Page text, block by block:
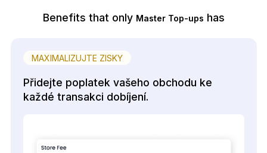
Benefits that only Master Top-ups has
MAXIMALIZUJTE ZISKY
Přidejte poplatek vašeho obchodu ke
každé transakci dobíjení.